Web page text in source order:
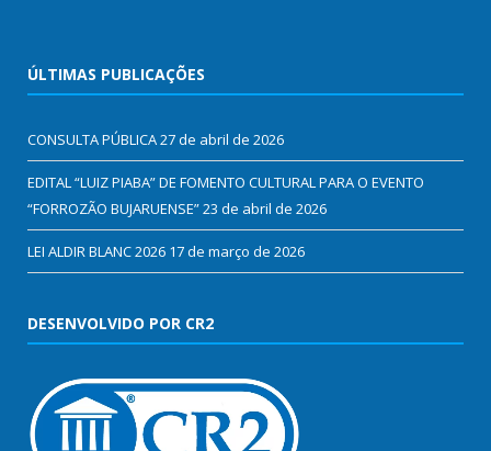
ÚLTIMAS PUBLICAÇÕES
CONSULTA PÚBLICA27 de abril de 2026
EDITAL “LUIZ PIABA” DE FOMENTO CULTURAL PARA O EVENTO
“FORROZÃO BUJARUENSE”23 de abril de 2026
LEI ALDIR BLANC 2026 17 de março de 2026
DESENVOLVIDO POR CR2